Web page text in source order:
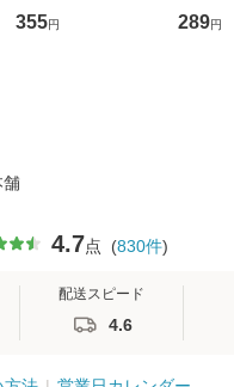
キューンレコード
[CD]【メール便送
355円
のがかり /
【メ
289円
舗
4.7点 (830件)
配送スピード
4.6